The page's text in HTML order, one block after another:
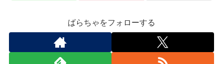
ばらちゃをフォローする